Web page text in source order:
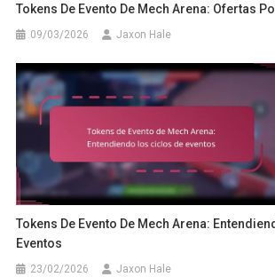
Tokens De Evento De Mech Arena: Ofertas
09/03/2026 Jaxon Hale
Tokens De Evento De Mech Arena:
Eventos
23/02/2026 Jaxon Hale